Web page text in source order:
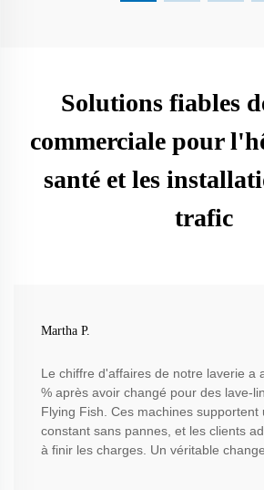
Solutions fiables
commerciale pour
santé et les
trafic
Martha P.
Le chiffre d'affaires de notre laverie a
% après avoir changé pour des lave-
Flying Fish. Ces machines supportent
constant sans pannes, et les clients
à finir les charges. Un véritable